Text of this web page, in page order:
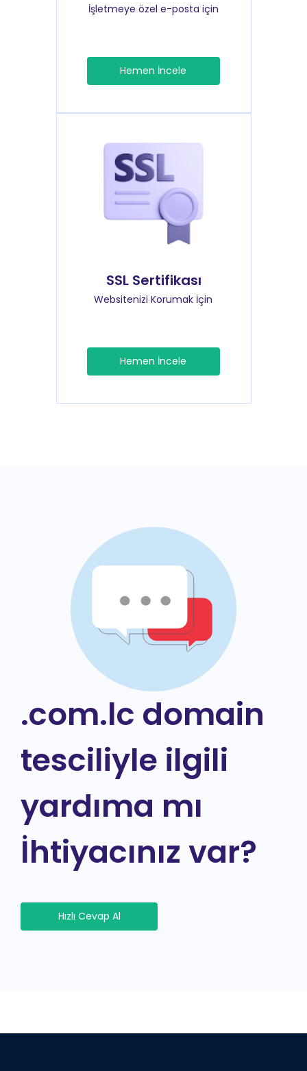
İşletmeye özel e-posta için
Hemen İncele
SSL Sertifikası
Websitenizi Korumak İçin
Hemen İncele
.com.lc domain
tesciliyle ilgili
yardıma mı
İhtiyacınız var?
Hızlı Cevap Al